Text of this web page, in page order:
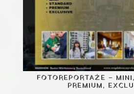
FOTOREPORTAŻE –
PREMIUM,